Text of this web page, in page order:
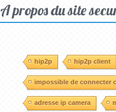
A propos du site
hip2p hip2p client
impossible de connecter
adresse ip camera